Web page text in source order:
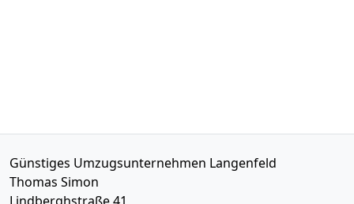
Günstiges Umzugsunternehmen Langenfeld
Thomas Simon